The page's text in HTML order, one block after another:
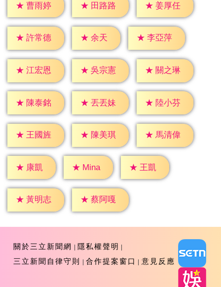
★ 曹雨婷 ★ 田路路 ★ 姜厚任
★ 許常德 ★ 余天 ★ 李亞萍
★ 江宏恩 ★ 吳宗憲 ★ 關之琳
★ 陳泰銘 ★ 丟丟妹 ★ 陸小芬
★ 王國旌 ★ 陳美琪 ★ 馬清偉
★ 康凱 ★ Mina ★ 王凱
★ 黃明志 ★ 蔡阿嘎
關於三立新聞網
隱私權聲明
三立新聞自律守則
合作提案窗口 意見反應